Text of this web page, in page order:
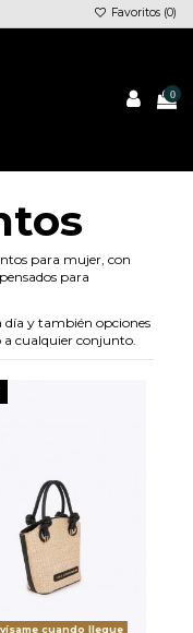
Favoritos (0)
0
para mujer, con
para
día y también opciones
cualquier conjunto.
cuando llegue